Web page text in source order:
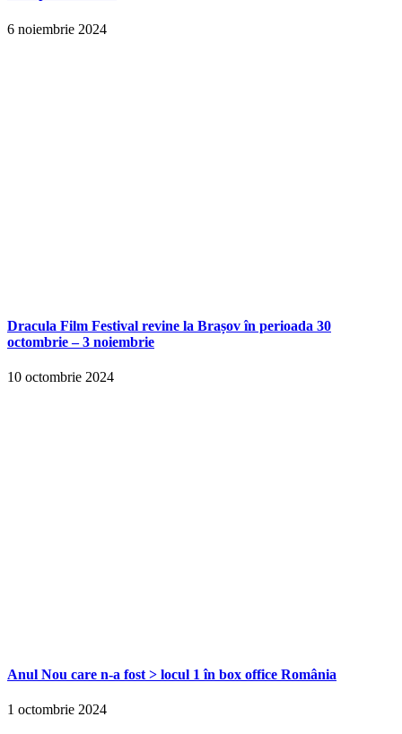
6 noiembrie 2024
Dracula Film Festival revine la Brașov în perioada 30
octombrie – 3 noiembrie
10 octombrie 2024
Anul Nou care n-a fost > locul 1 în box office România
1 octombrie 2024